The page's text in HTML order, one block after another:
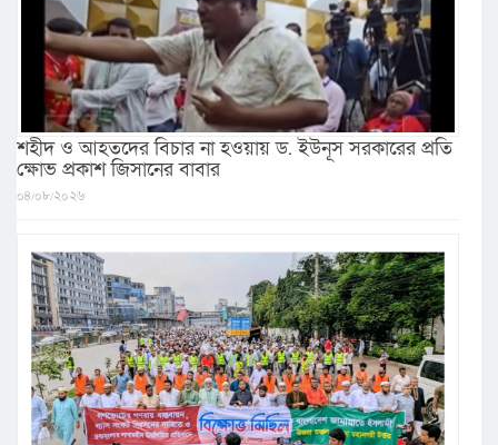
শহীদ ও আহতদের বিচার না হওয়ায় ড. ইউনূস সরকারের প্রতি
ক্ষোভ প্রকাশ জিসানের বাবার
০৪/০৮/২০২৬